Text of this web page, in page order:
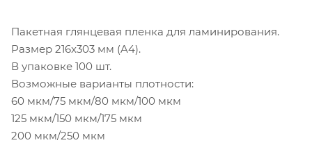
Пакетная глянцевая пленка для ламинирования.
Размер 216x303 мм (A4).
В упаковке 100 шт.
Возможные варианты плотности:
60 мкм/75 мкм/80 мкм/100 мкм
125 мкм/150 мкм/175 мкм
200 мкм/250 мкм